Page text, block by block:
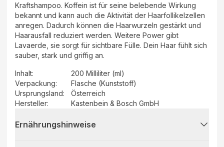
Kraftshampoo. Koffein ist für seine belebende Wirkung
bekannt und kann auch die Aktivität der Haarfollikelzellen
anregen. Dadurch können die Haarwurzeln gestärkt und
Haarausfall reduziert werden. Weitere Power gibt
Lavaerde, sie sorgt für sichtbare Fülle. Dein Haar fühlt sich
sauber, stark und griffig an.
Inhalt:
200 Milliliter (ml)
Verpackung:
Flasche (Kunststoff)
Ursprungsland:
Österreich
Hersteller: Kastenbein & Bosch GmbH
Ernährungshinweise